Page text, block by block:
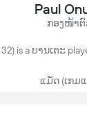
Paul
ກອງໜ້າຕົ
is a ບານເຕະ
ແມັດ (ເກມ